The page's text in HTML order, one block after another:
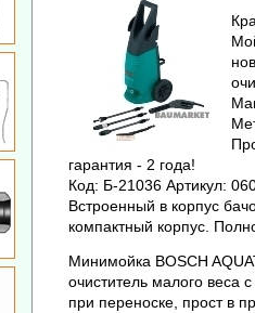
гарантия - 2 года!
Код: Б-21036 Артикул:
Встроенный в корпус
компактный корпус.
Минимойка BOSCH
очиститель малого
при переноске, прост в